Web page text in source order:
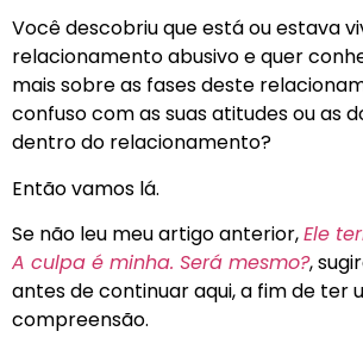
Você descobriu que está ou estava
relacionamento abusivo e quer
mais sobre as fases deste
confuso com as suas atitudes ou as
dentro do relacionamento?
Então vamos lá.
Se não leu meu artigo anterior,Ele
A culpa é minha. Será mesmo?,
antes de continuar aqui, a fim de ter
compreensão.